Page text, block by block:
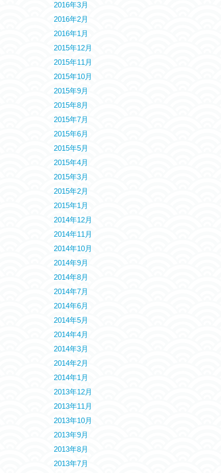
2016年3月
2016年2月
2016年1月
2015年12月
2015年11月
2015年10月
2015年9月
2015年8月
2015年7月
2015年6月
2015年5月
2015年4月
2015年3月
2015年2月
2015年1月
2014年12月
2014年11月
2014年10月
2014年9月
2014年8月
2014年7月
2014年6月
2014年5月
2014年4月
2014年3月
2014年2月
2014年1月
2013年12月
2013年11月
2013年10月
2013年9月
2013年8月
2013年7月